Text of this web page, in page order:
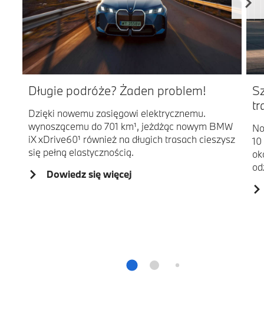
Długie podróże? Żaden problem!
Dzięki nowemu zasięgowi elektrycznemu.
wynoszącemu do 701 km¹, jeżdżąc nowym BMW
iX xDrive60¹ również na długich trasach cieszysz
się pełną elastycznością.
Dowiedz się więcej